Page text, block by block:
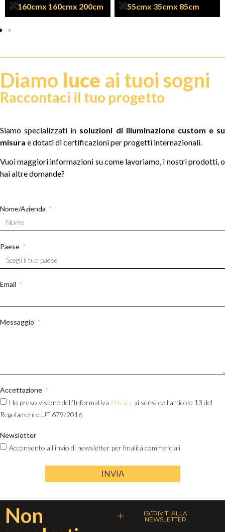
160cmx 160cmx 200cm
55cmx 35cmx 85cm
Diamo luce ai tuoi sogni
Raccontaci il tuo progetto
Siamo specializzati in soluzioni di illuminazione custom e su
misura e dotati di certificazioni per progetti internazionali.
Vuoi maggiori informazioni su come lavoriamo, i nostri prodotti, o
hai altre domande?
Nome/Azienda
Paese
Email
Messaggio
Accettazione
Ho preso visione dell’Informativa Privacy ai sensi dell’articolo 13 del
Regolamento UE 679/2016
Newsletter
Acconsento all'invio di newsletter per finalità commerciali
INVIA
Non
ISCRIVITI ALLA
NEWSLETTER